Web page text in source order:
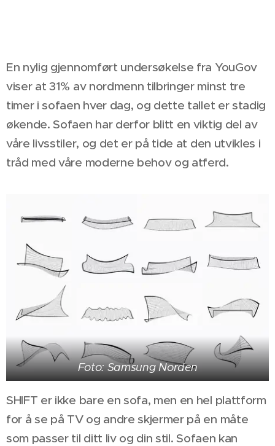
En nylig gjennomført undersøkelse fra YouGov
viser at 31% av nordmenn tilbringer minst tre
timer i sofaen hver dag, og dette tallet er stadig
økende. Sofaen har derfor blitt en viktig del av
våre livsstiler, og det er på tide at den utvikles i
tråd med våre moderne behov og atferd.
Foto: Samsung Norden
SHIFT er ikke bare en sofa, men en hel plattform
for å se på TV og andre skjermer på en måte
som passer til ditt liv og din stil. Sofaen kan